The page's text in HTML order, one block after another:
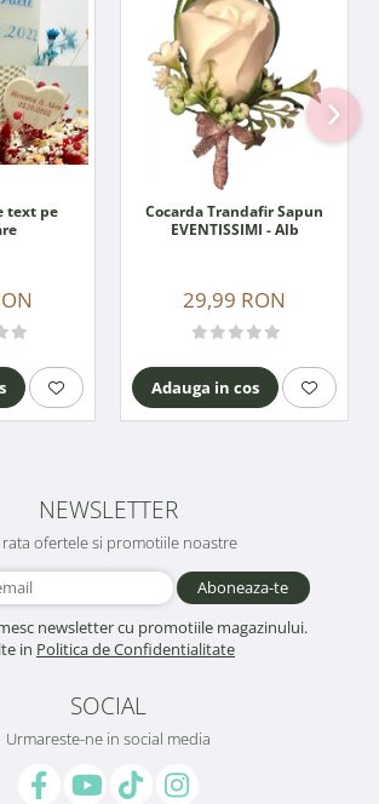
text pe
Cocarda Trandafir Sapun
EVENTISSIMI - Alb
29,99 RON
Adauga in cos
NEWSLETTER
rata ofertele si promotiile noastre
newsletter cu promotiile magazinului.
in Politica de Confidentialitate
SOCIAL
Urmareste-ne in social media